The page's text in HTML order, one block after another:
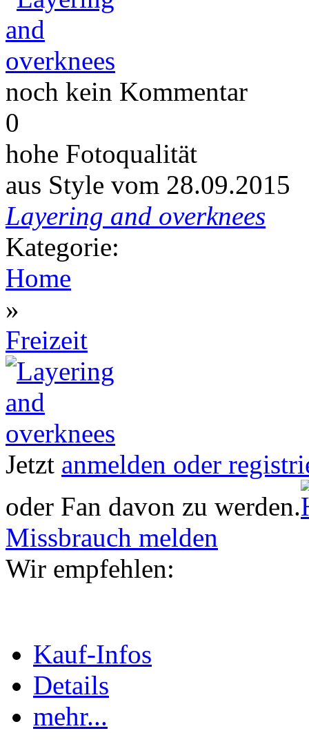
noch kein Kommentar
0
hohe Fotoqualität
aus Style vom 28.09.2015
Layering and overknees
Kategorie:
Home
»
Freizeit
Jetzt anmelden oder
oder Fan davon zu werden.
Missbrauch melden
Wir empfehlen:
Kauf-Infos
Details
mehr...